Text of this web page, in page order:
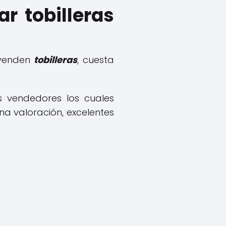
tobilleras
tobilleras, cuesta
los cuales
valoración, excelentes